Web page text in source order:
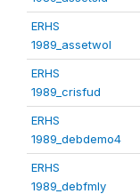
ERHS
1989_assetwol
ERHS
1989_crisfud
ERHS
1989_debdemo4
ERHS
1989_debfmly